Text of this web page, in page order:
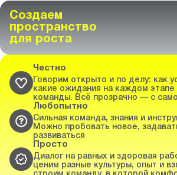
Создаем
пространство
для роста
Честно
Говорим открыто и по делу: как
какие ожидания на каждом этапе
команды. Всё прозрачно — с
Любопытно
Сильная команда, знания и
Можно пробовать новое,
развиваться
Просто
Диалог на равных и здоровая
ценим разные культуры, опыт и